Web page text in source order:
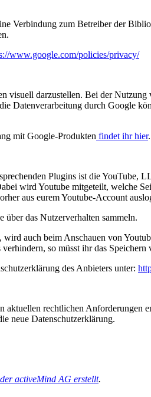
Verbindung zum Betreiber der
www.google.com/policies/privacy/
visuell darzustellen. Bei der
Datenverarbeitung durch Google
mit Google-Produkten findet ihr hier.
Plugins ist die
wird Youtube mitgeteilt, welche
aus eurem Youtube-Account
das Nutzerverhalten sammeln.
auch beim Anschauen von
so müsst ihr das
des Anbieters unter:
aktuellen rechtlichen
neue Datenschutzerklärung.
activeMind AG erstellt.